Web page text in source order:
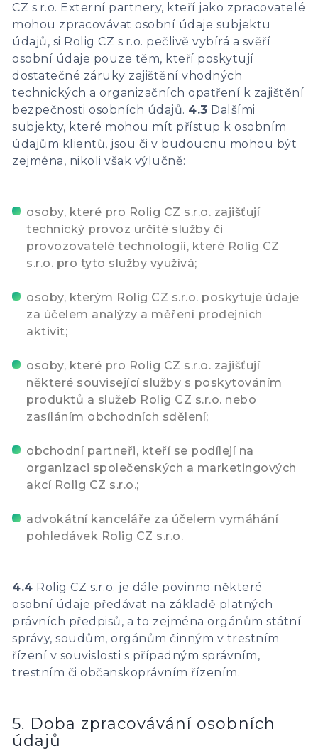
CZ s.r.o. Externí partnery, kteří jako zpracovatelé
mohou zpracovávat osobní údaje subjektu
údajů, si Rolig CZ s.r.o. pečlivě vybírá a svěří
osobní údaje pouze těm, kteří poskytují
dostatečné záruky zajištění vhodných
technických a organizačních opatření k zajištění
bezpečnosti osobních údajů. 4.3 Dalšími
subjekty, které mohou mít přístup k osobním
údajům klientů, jsou či v budoucnu mohou být
zejména, nikoli však výlučně:
osoby, které pro Rolig CZ s.r.o. zajišťují
technický provoz určité služby či
provozovatelé technologií, které Rolig CZ
s.r.o. pro tyto služby využívá;
osoby, kterým Rolig CZ s.r.o. poskytuje údaje
za účelem analýzy a měření prodejních
aktivit;
osoby, které pro Rolig CZ s.r.o. zajišťují
některé související služby s poskytováním
produktů a služeb Rolig CZ s.r.o. nebo
zasíláním obchodních sdělení;
obchodní partneři, kteří se podílejí na
organizaci společenských a marketingových
akcí Rolig CZ s.r.o.;
advokátní kanceláře za účelem vymáhání
pohledávek Rolig CZ s.r.o.
4.4 Rolig CZ s.r.o. je dále povinno některé
osobní údaje předávat na základě platných
právních předpisů, a to zejména orgánům státní
správy, soudům, orgánům činným v trestním
řízení v souvislosti s případným správním,
trestním či občanskoprávním řízením.
5. Doba zpracovávání osobních
údajů